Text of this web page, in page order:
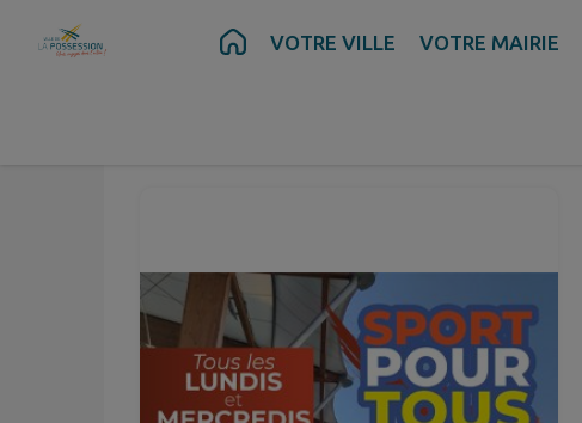
Contenu Recherche Pied de page
VOTRE VILLE VOTRE MAIRIE